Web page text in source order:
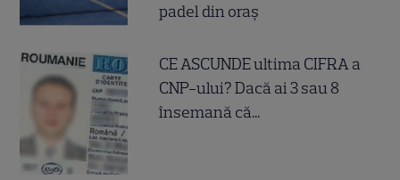
padel din oraș
CE ASCUNDE ultima CIFRA a
CNP-ului? Dacă ai 3 sau 8
însemană că...